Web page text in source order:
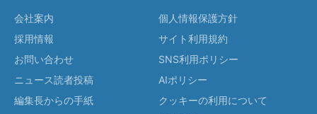
会社案内
採用情報
お問い合わせ
ニュース読者投稿
編集長からの手紙
個人情報保護方針
サイト利用規約
SNS利用ポリシー
AIポリシー
クッキーの利用について